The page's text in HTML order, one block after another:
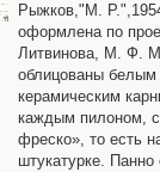
Рыжков,"М.
оформлена по
Литвинова, М. Ф.
облицованы
керамическим
каждым пилоном,
фреско», то есть
штукатурке.